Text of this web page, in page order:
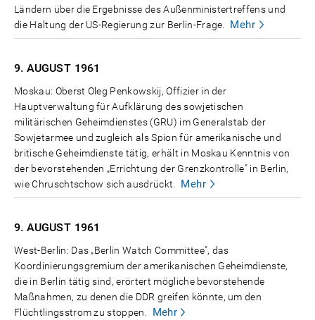
Ländern über die Ergebnisse des Außenministertreffens und
die Haltung der US-Regierung zur Berlin-Frage.
Mehr
9. AUGUST 1961
Moskau: Oberst Oleg Penkowskij, Offizier in der
Hauptverwaltung für Aufklärung des sowjetischen
militärischen Geheimdienstes (GRU) im Generalstab der
Sowjetarmee und zugleich als Spion für amerikanische und
britische Geheimdienste tätig, erhält in Moskau Kenntnis von
der bevorstehenden „Errichtung der Grenzkontrolle" in Berlin,
wie Chruschtschow sich ausdrückt.
Mehr
9. AUGUST 1961
West-Berlin: Das „Berlin Watch Committee", das
Koordinierungsgremium der amerikanischen Geheimdienste,
die in Berlin tätig sind, erörtert mögliche bevorstehende
Maßnahmen, zu denen die DDR greifen könnte, um den
Flüchtlingsstrom zu stoppen.
Mehr